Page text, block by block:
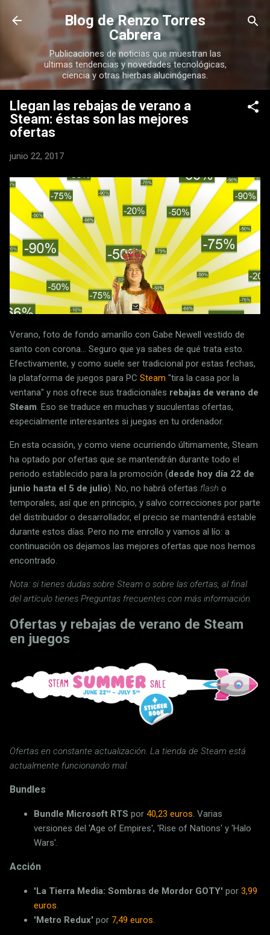
Ir al contenido principal
Blog de Renzo Torres
Cabrera
Publicaciones de noticias que muestran las
ultimas tendencias y novedades tecnológicas,
ciencia y otras hierbas alucinógenas.
Llegan las rebajas de verano a
Steam: éstas son las mejores
ofertas
junio 22, 2017
Verano, foto de fondo amarillo con Gabe Newell vestido de
santo con corona... Seguro que ya sabes de qué trata esto.
Efectivamente, y como suele ser tradicional por estas fechas,
la plataforma de juegos para PC Steam "tira la casa por la
ventana" y nos ofrece sus tradicionales rebajas de verano de
Steam. Eso se traduce en muchas y suculentas ofertas,
especialmente interesantes si juegas en tu ordenador.
En esta ocasión, y como viene ocurriendo últimamente, Steam
ha optado por ofertas que se mantendrán durante todo el
periodo establecido para la promoción (desde hoy día 22 de
junio hasta el 5 de julio). No, no habrá ofertas flash o
temporales, así que en principio, y salvo correcciones por parte
del distribuidor o desarrollador, el precio se mantendrá estable
durante estos días. Pero no me enrollo y vamos al lío: a
continuación os dejamos las mejores ofertas que nos hemos
encontrado.
Nota: si tienes dudas sobre Steam o sobre las ofertas, al final
del artículo tienes Preguntas frecuentes con más información.
Ofertas y rebajas de verano de Steam
en juegos
Ofertas en constante actualización. La tienda de Steam está
actualmente funcionando mal.
Bundles
Bundle Microsoft RTS por 40,23 euros. Varias
versiones del 'Age of Empires', 'Rise of Nations' y 'Halo
Wars'.
Acción
'La Tierra Media: Sombras de Mordor GOTY' por 3,99
euros.
'Metro Redux' por 7,49 euros.